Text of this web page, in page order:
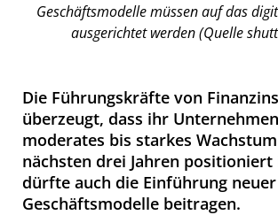
Geschäftsmodelle müssen auf das
ausgerichtet werden (Quelle
Die Führungskräfte von
überzeugt, dass ihr
moderates bis starkes
nächsten drei Jahren positioniert
dürfte auch die Einführung neuer
Geschäftsmodelle beitragen.